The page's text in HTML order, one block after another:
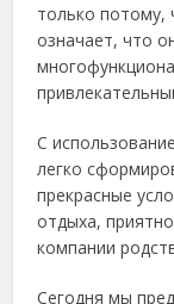
только потому,
означает, что
С
легко
прекрасные
отдыха,
компании
Сегодня мы